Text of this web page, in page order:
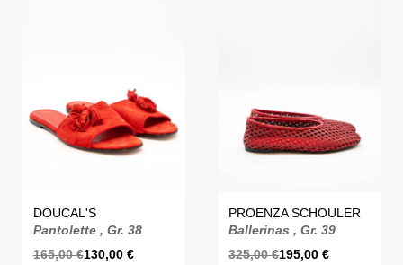
DOUCAL'S
Pantolette , Gr. 38
165,00€130,00 €
PROENZA SCHOULER
Ballerinas , Gr. 39
325,00€195,00€